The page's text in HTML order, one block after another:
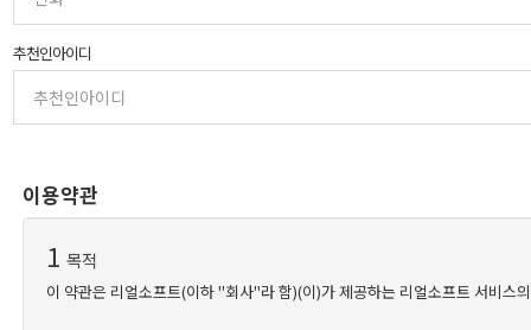
추천인아이디
이용약관
1 목적
이 약관은 리얼소프트(이하 "회사"라 함)(이)가 제공하는 리얼소프트 서비스